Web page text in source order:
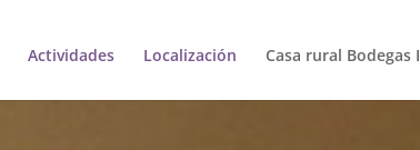
Actividades Localización Casa rural Bodegas I